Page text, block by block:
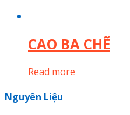
CAO BA CHẼ
Read more
Nguyên Liệu